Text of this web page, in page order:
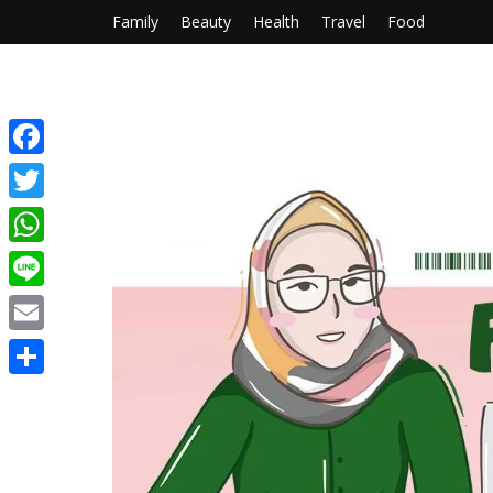
Family Beauty Health Travel Food
Facebook
Twitter
WhatsApp
Line
Email